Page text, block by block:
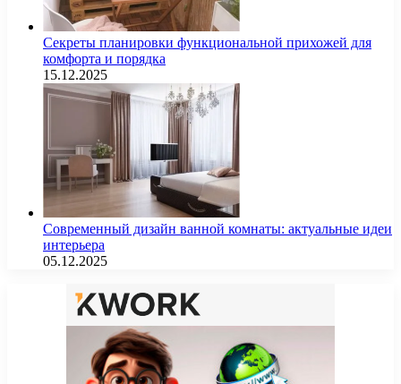
Секреты планировки функциональной прихожей для
комфорта и порядка
15.12.2025
Современный дизайн ванной комнаты: актуальные идеи
интерьера
05.12.2025